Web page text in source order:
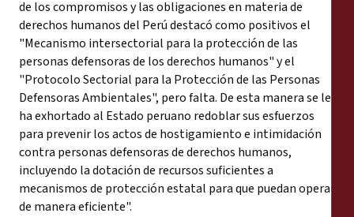
de los compromisos y las obligaciones en materia de
derechos humanos del Perú destacó como positivos el
"Mecanismo intersectorial para la protección de las
personas defensoras de los derechos humanos" y el
"Protocolo Sectorial para la Protección de las Personas
Defensoras Ambientales", pero falta. De esta manera se le
ha exhortado al Estado peruano redoblar sus esfuerzos
para prevenir los actos de hostigamiento e intimidación
contra personas defensoras de derechos humanos,
incluyendo la dotación de recursos suficientes a
mecanismos de protección estatal para que puedan operar
de manera eficiente".